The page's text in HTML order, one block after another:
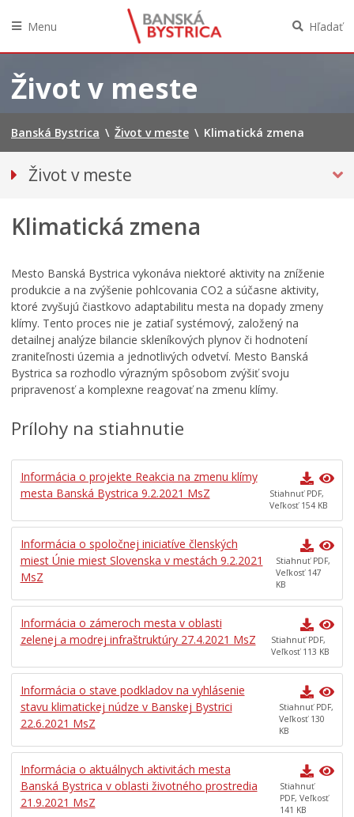
obsah
Menu Hľadať
Život v meste
Banská Bystrica \ Život v meste \ Klimatická zmena
Život v meste
Pešia zóna
Pohotovostné kontakty
Podujatia
Úrady a inštitúcie
Mestská polícia
Školstvo
Mladí BB
Šport
Sociálna pomoc
Matrika a pobyt
Dane a poplatky
Doprava a údržba komunikácií
Odpady, verejné priestranstvá
KLIMATICKÁ ZMENA
Reakcia na zmenu klímy mesta Banská Bystrica
Akčný plán pre mitigáciu a adaptáciu na zmenu klímy
Mitigačné opatrenia
Adaptačné opatrenia
Implementácia mitigačných a adaptačných opatrení
Propagácia projektu
Životné prostredie
Klimatická zmena
Mesto Banská Bystrica vykonáva niektoré aktivity na zníženie
produkcie a na zvýšenie pohlcovania CO2 a súčasne aktivity,
ktoré zvyšujú čiastkovo adaptabilitu mesta na dopady zmeny
klímy. Tento proces nie je zatiaľ systémový, založený na
detailnej analýze bilancie skleníkových plynov či hodnotení
zraniteľnosti územia a jednotlivých odvetví. Mesto Banská
Bystrica sa rozhodlo výrazným spôsobom zvýšiť svoju
pripravenosť a komplexne reagovať na zmenu klímy.
Prílohy na stiahnutie
Informácia o projekte Reakcia na zmenu klímy
mesta Banská Bystrica 9.2.2021 MsZ
Stiahnuť PDF,
Veľkosť 154 KB
Informácia o spoločnej iniciatíve členských
miest Únie miest Slovenska v mestách 9.2.2021
MsZ
Stiahnuť PDF,
Veľkosť 147
KB
Informácia o zámeroch mesta v oblasti
zelenej a modrej infraštruktúry 27.4.2021 MsZ
Stiahnuť PDF,
Veľkosť 113 KB
Informácia o stave podkladov na vyhlásenie
stavu klimatickej núdze v Banskej Bystrici
22.6.2021 MsZ
Stiahnuť PDF,
Veľkosť 130
KB
Informácia o aktuálnych aktivitách mesta
Banská Bystrica v oblasti životného prostredia
21.9.2021 MsZ
Stiahnuť
PDF, Veľkosť
141 KB